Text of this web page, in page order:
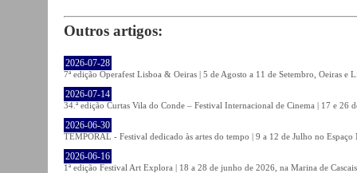
Outros artigos:
2026-07-28
7ª edição Operafest Lisboa & Oeiras | 5 de Agosto a 11 de Setembro, Oeiras e
2026-07-14
34.ª edição Curtas Vila do Conde – Festival Internacional de Cinema | 17 e 26
2026-06-30
TEMPORAL - Festival dedicado às artes do tempo | 9 a 12 de Julho no
2026-06-16
1ª edição Festival Art Explora | 18 a 28 de junho de 2026, na Marina de Cascais